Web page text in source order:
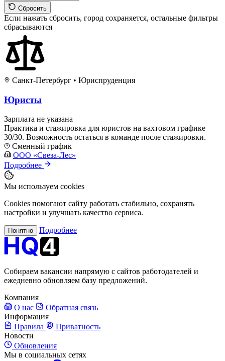
Сбросить
Если нажать сбросить, город сохраняется, остальные фильтры
сбрасываются
Санкт-Петербург • Юриспруденция
Юристы
Зарплата не указана
Практика и стажировка для юристов на вахтовом графике
30/30. Возможность остаться в команде после стажировки.
Сменный график
ООО «Свеза-Лес»
Подробнее
Мы используем cookies
Cookies помогают сайту работать стабильно, сохранять
настройки и улучшать качество сервиса.
Понятно Подробнее
Собираем вакансии напрямую с сайтов работодателей и
ежедневно обновляем базу предложений.
Компания
О нас
Обратная связь
Информация
Правила
Приватность
Новости
Обновления
Мы в социальных сетях